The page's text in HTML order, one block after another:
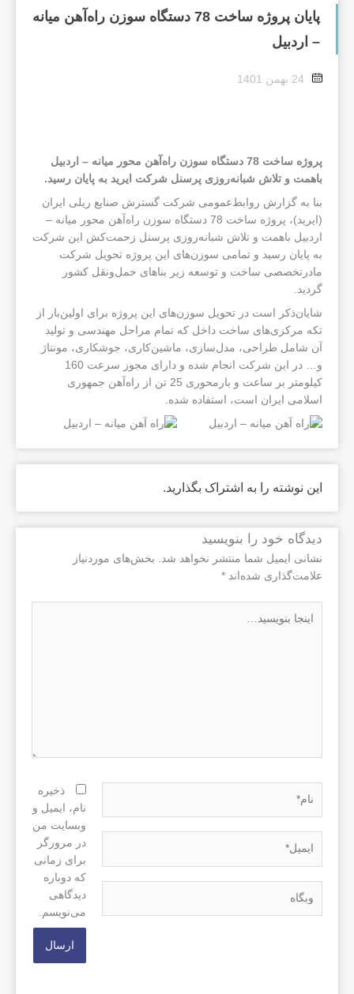
پایان پروژه ساخت 78 دستگاه سوزن راه‌آهن میانه
– اردبیل
24 بهمن 1401
پروژه ساخت 78 دستگاه سوزن راه‌آهن محور میانه – اردبیل
باهمت و تلاش شبانه‌روزی پرسنل شرکت ایرید به پایان رسید.
بنا به گزارش روابط‌عمومی شرکت گسترش صنایع ریلی ایران
(ایرید)، پروژه ساخت 78 دستگاه سوزن راه‌آهن محور میانه –
اردبیل باهمت و تلاش شبانه‌روزی پرسنل زحمت‌کش این شرکت
به پایان رسید و تمامی سوزن‌های این پروژه تحویل شرکت
مادرتخصصی ساخت و توسعه زیر بناهای حمل‌ونقل کشور
گردید.
شایان‌ذکر است در تحویل سوزن‌های این پروژه برای اولین‌بار از
تکه مرکزی‌های ساخت داخل که تمام مراحل مهندسی و تولید
آن شامل طراحی، مدل‌سازی، ماشین‌کاری، جوشکاری، مونتاژ
و… در این شرکت انجام شده و دارای مجوز سرعت 160
کیلومتر بر ساعت و بارمحوری 25 تن از راه‌آهن جمهوری
اسلامی ایران است، استفاده شده.
این نوشته را به اشتراک بگذارید.
دیدگاه‌ خود را بنویسید
نشانی ایمیل شما منتشر نخواهد شد. بخش‌های موردنیاز
علامت‌گذاری شده‌اند *
بنویسید…
ذخیره
نام، ایمیل و
وبسایت من
در مرورگر
برای زمانی
که دوباره
دیدگاهی
می‌نویسم.